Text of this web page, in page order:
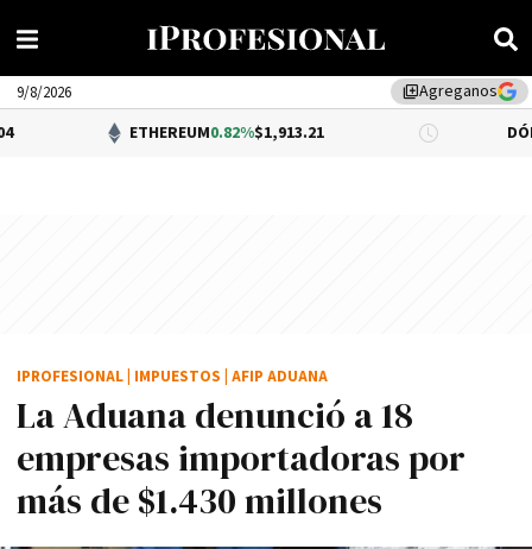
library_addAgreganos
9/8/2026
ETHEREUM0.82%$1,913.21 DÓLAR BNA
La Aduana denunció a 18
empresas importadoras por
más de $1.430 millones
IPROFESIONAL IMPUESTOS AFIP ADUANA